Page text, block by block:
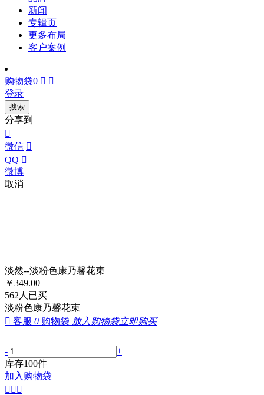
新闻
专辑页
更多布局
客户案例
购物袋0  
登录
搜索
分享到

微信 
QQ 
微博
取消
淡然--淡粉色康乃馨花束
￥349.00
562 人已买
淡粉色康乃馨花束
 客服 0 购物袋 放入购物袋立即购买
-
+
库存100件
加入购物袋
  